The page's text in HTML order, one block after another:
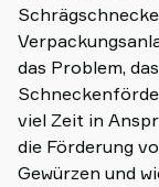
das Problem,
viel Zeit in
die Förderung
Gewürzen und